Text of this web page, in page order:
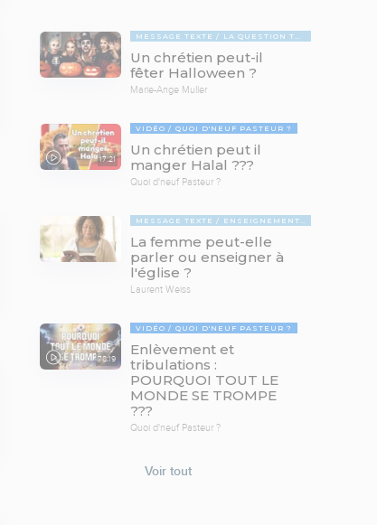
MESSAGE TEXTE LA QUESTION TABOUE
Un chrétien peut-il
fêter Halloween ?
Marie-Ange Muller
17:21
VIDÉO QUOI D'NEUF PASTEUR ?
Un chrétien peut il
manger Halal ???
Quoi d'neuf Pasteur ?
MESSAGE TEXTE ENSEIGNEMENTS BIBLIQUES
La femme peut-elle
parler ou enseigner à
l'église ?
Laurent Weiss
78:19
VIDÉO QUOI D'NEUF PASTEUR ?
Enlèvement et
tribulations :
POURQUOI TOUT LE
MONDE SE TROMPE
???
Quoi d'neuf Pasteur ?
Voir tout